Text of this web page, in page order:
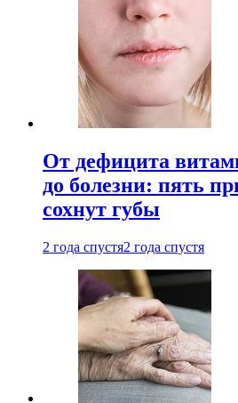
От дефицита
до болезни: пять
сохнут губы
2 года спустя2 года спустя